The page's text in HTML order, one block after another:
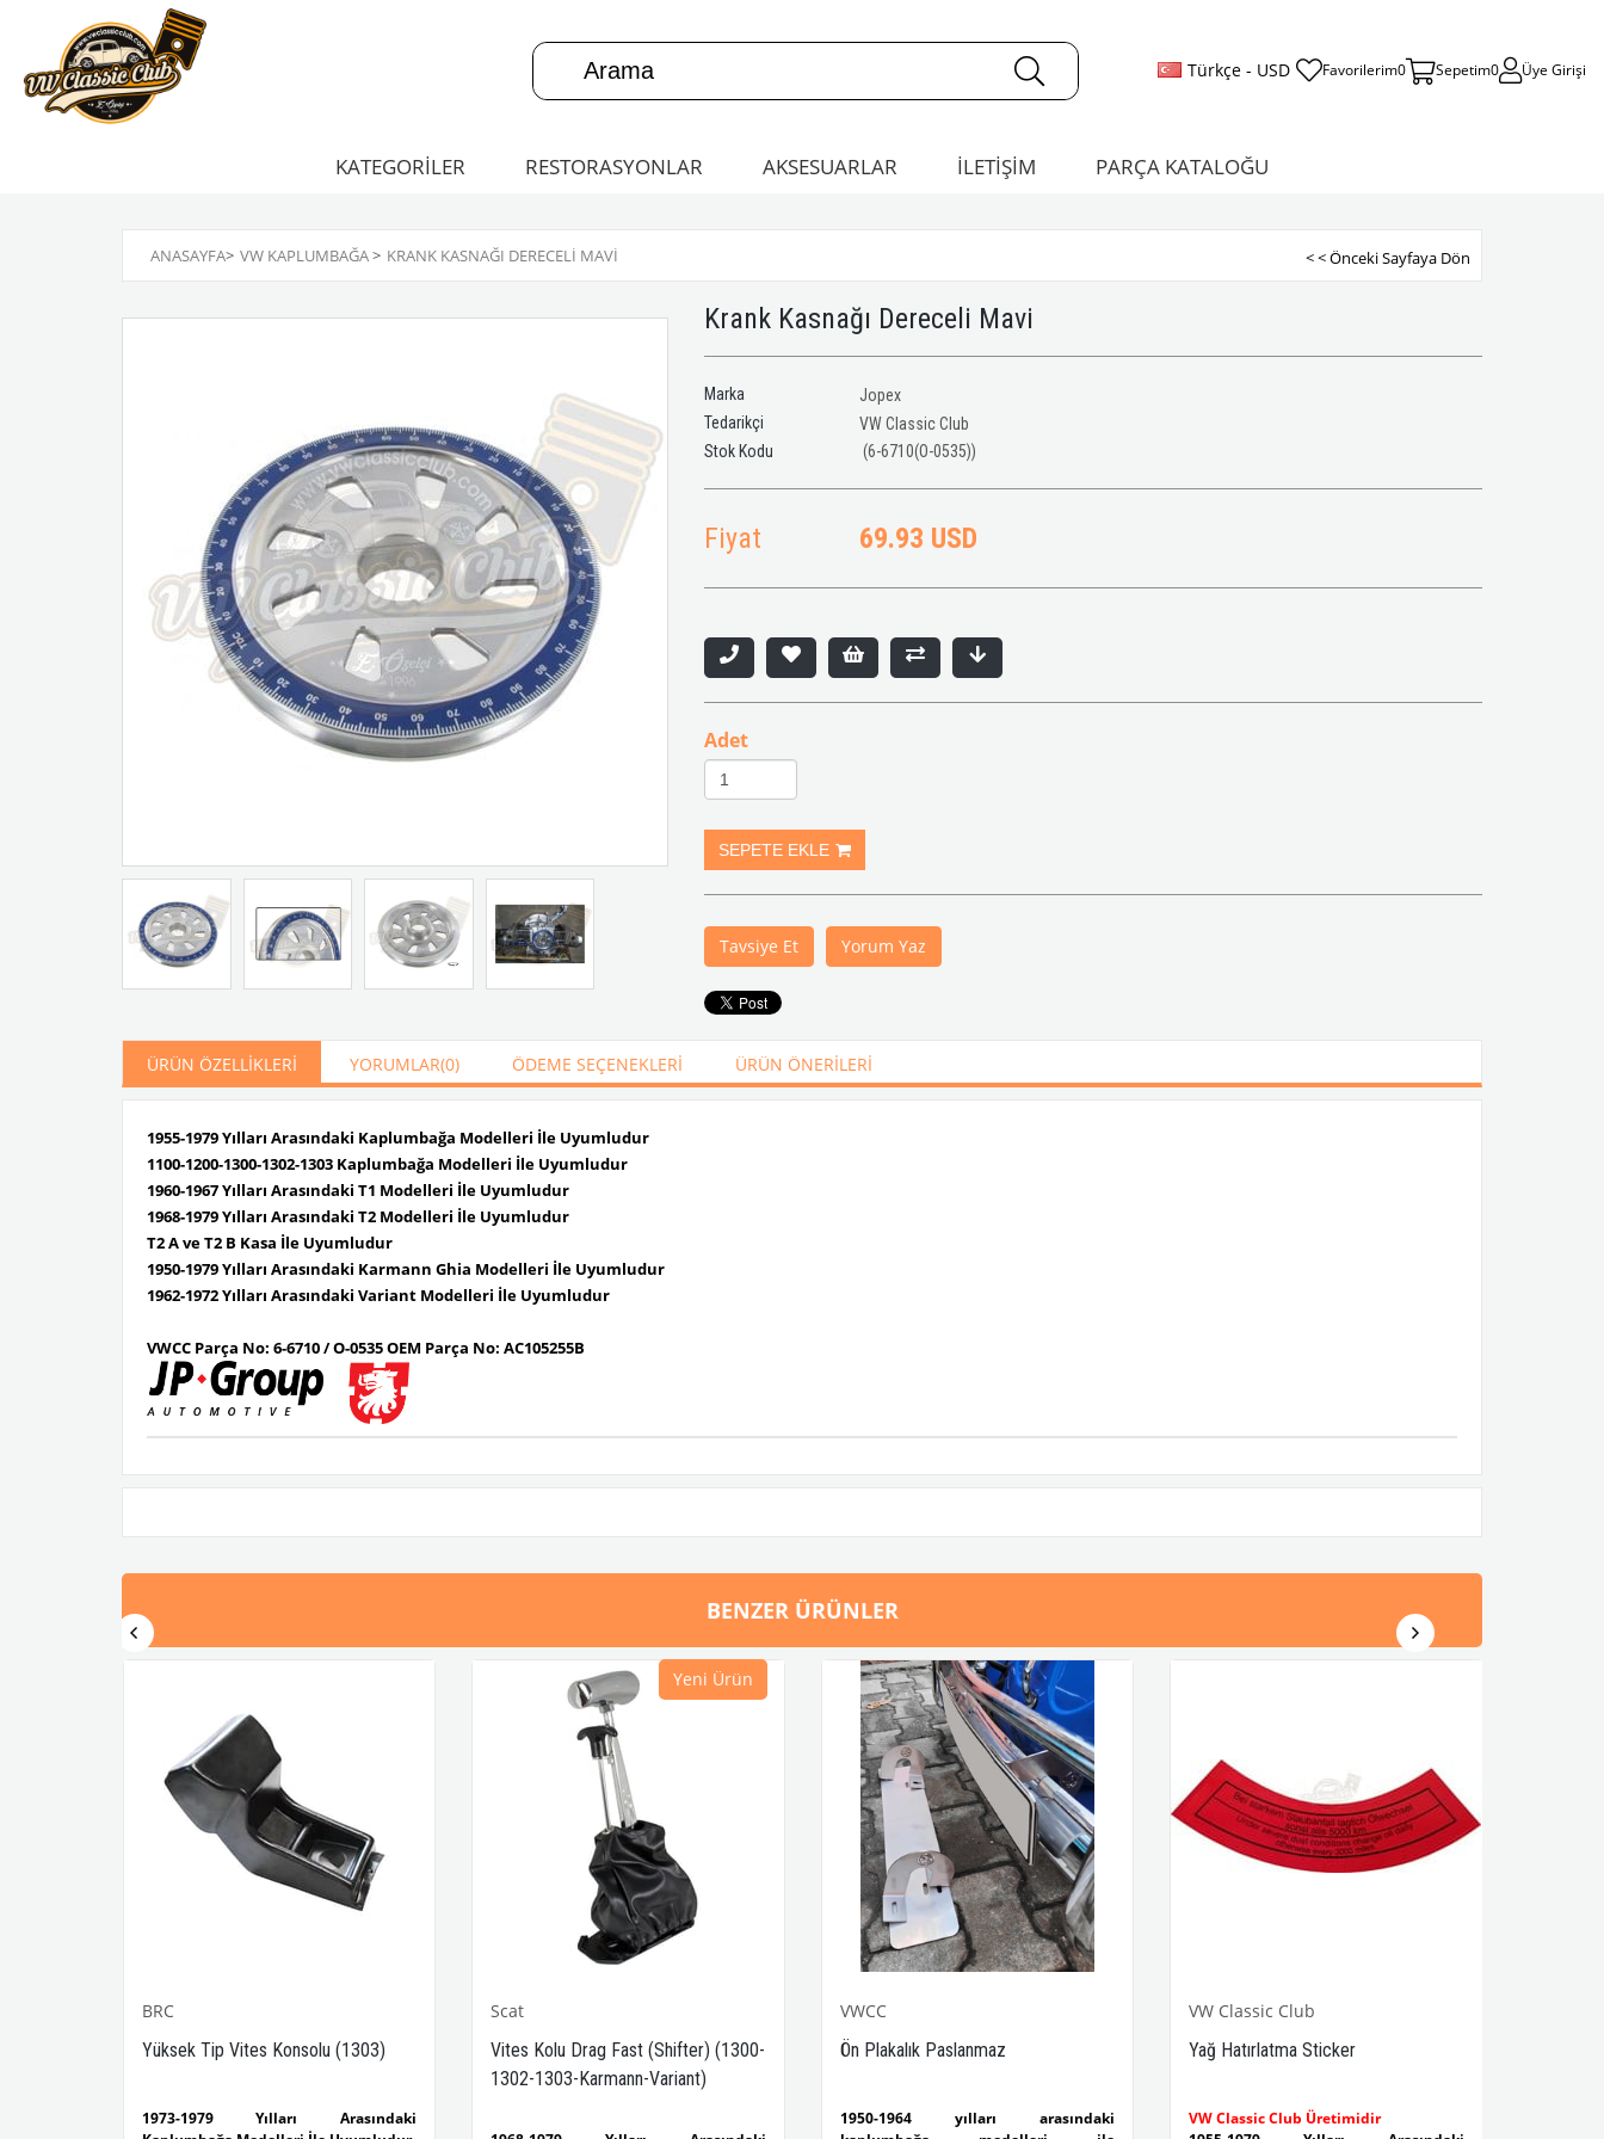
Türkçe - USD Favorilerim0 Sepetim0 Üye Girişi
KATEGORİLER RESTORASYONLAR AKSESUARLAR İLETİŞİM PARÇA KATALOĞU
ANASAYFA> VW KAPLUMBAĞA> KRANK KASNAĞI DERECELI MAVI < < Önceki Sayfaya Dön
Krank Kasnağı Dereceli Mavi
Marka
Jopex
Tedarikçi
VW Classic Club
(6-6710(O-0535))
Fiyat 69.93 USD
Adet
Tavsiye Et Yorum Yaz
ÜRÜN ÖZELLIKLERI YORUMLAR(0) ÖDEME SEÇENEKLERI ÜRÜN ÖNERILERI
1955-1979 Yılları Arasındaki Kaplumbağa Modelleri İle Uyumludur
1100-1200-1300-1302-1303 Kaplumbağa Modelleri İle Uyumludur
1960-1967 Yılları Arasındaki T1 Modelleri İle Uyumludur
1968-1979 Yılları Arasındaki T2 Modelleri İle Uyumludur
T2 A ve T2 B Kasa İle Uyumludur
1950-1979 Yılları Arasındaki Karmann Ghia Modelleri İle Uyumludur
1962-1972 Yılları Arasındaki Variant Modelleri İle Uyumludur
VWCC Parça No: 6-6710 / O-0535OEM Parça No: AC105255B
BENZER ÜRÜNLER
BRC
Yüksek Tip Vites Konsolu (1303)
1973-1979 Yılları Arasındaki
Scat
Vites Kolu Drag Fast (Shifter) (1300-
1302-1303-Karmann-Variant)
Yeni Ürün
VWCC
Ön Plakalık Paslanmaz
1950-1964 yılları arasındaki
VW Classic Club
Yağ Hatırlatma Sticker
VW Classic Club Üretimidir